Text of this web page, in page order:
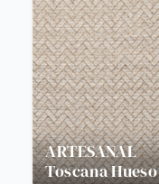
ARTESANAL
Toscana Hueso